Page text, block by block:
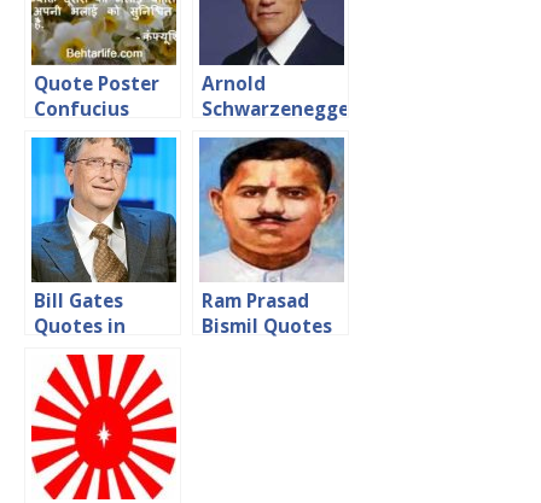
Quote Poster
Confucius
Arnold
Schwarzenegger
Quotes in
Hindi अरनॉल्ड
श्वाज़नेजर के अनमोल
वचन
Bill Gates
Quotes in
Hindi
Ram Prasad
Bismil Quotes